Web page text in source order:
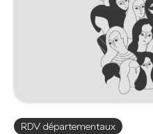
RDV départementaux